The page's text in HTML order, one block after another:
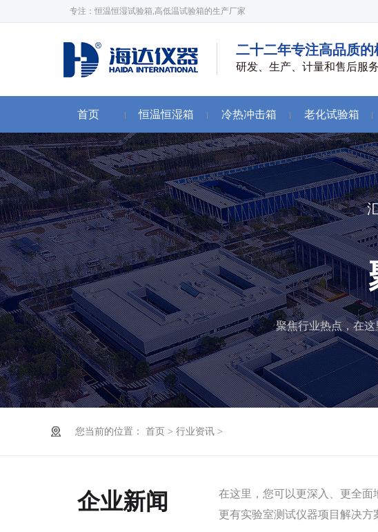
专注：恒温恒湿试验箱,高低温试验箱的生产厂家
二十二年专注高品质的
研发、生产、计量和售后服
首页 恒温恒湿箱 冷热冲击箱 老化试验箱
聚焦行业热点，在
您当前的位置： 首页 > 行业资讯>
企业新闻
在这里，您可以更深入、更全
更有实验室测试仪器项目解决方